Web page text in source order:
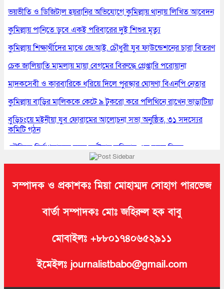
ভয়ভীতি ও ডিজিটাল হয়রানির অভিযোগে কুমিল্লায় থানায় লিখিত আবেদন
কুমিল্লায় পানিতে ডুবে একই পরিবারের দুই শিশুর মৃত্যু
কুমিল্লায় শিক্ষার্থীদের মাঝে জে.আই. চৌধুরী যুব ফাউন্ডেশনের চারা বিতরণ
চেক জালিয়াতি মামলায় মায়া বেগমের বিরুদ্ধে গ্রেপ্তারি পরোয়ানা
মাদকসেবী ও কারবারিকে ধরিয়ে দিলে পুরস্কার ঘোষণা বিএনপি নেতার
কুমিল্লায় বাড়ির মালিককে কেটে ৯ টুকরো করে পলিথিনে রাখেন ভাড়াটিয়া
বুড়িচংয়ে মইনীয়া যুব ফোরামের আলোচনা সভা অনুষ্ঠিত, ৩১ সদস্যের
কমিটি গঠন
সৌদিতে নির্মাণকাজের সময় দুর্ঘটনায় কুমিল্লার এক যুবক নিহত
কুমিল্লায় প্রেমিকার অন্যত্র বিয়ের খবরে প্রেমিকের ঝুলন্ত মরদেহ উদ্ধার
সম্পাদক ও প্রকাশকঃ মিয়া মোহাম্মদ সোহাগ পারভেজ
বার্তা সম্পাদকঃ মোঃ জহিরুল হক বাবু
মোবাইলঃ +৮৮০১৭৪০৬৫২৯১১
ইমেইলঃ journalistbabo@gmail.com